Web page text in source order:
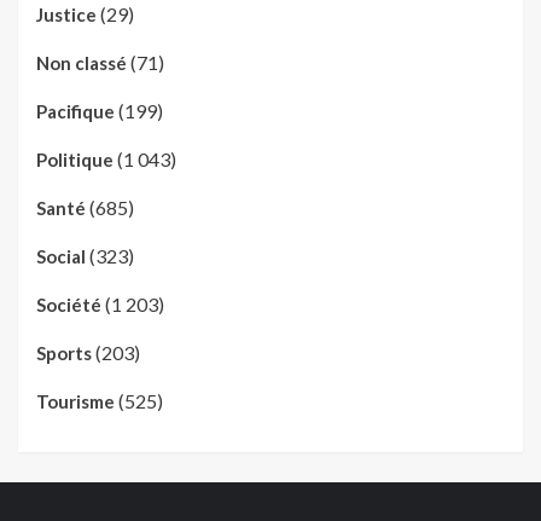
Justice (29)
Non classé (71)
Pacifique (199)
Politique (1 043)
Santé (685)
Social (323)
Société (1 203)
Sports(203)
Tourisme (525)